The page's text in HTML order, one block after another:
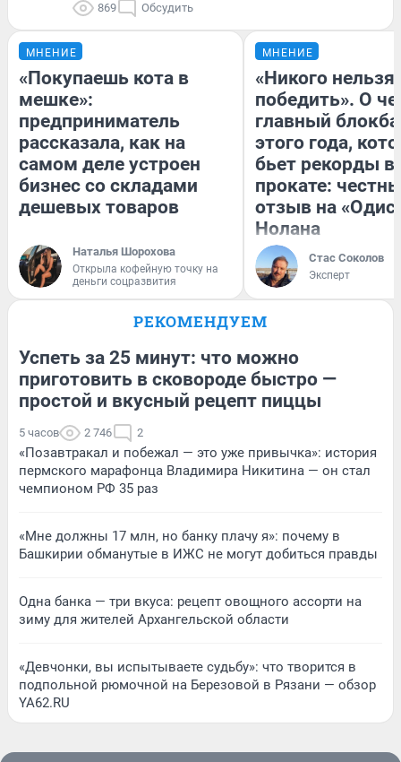
869 Обсудить
МНЕНИЕ
«Покупаешь кота в
мешке»:
предприниматель
рассказала, как на
самом деле устроен
бизнес со складами
дешевых товаров
Наталья Шорохова
Открыла кофейную точку на
деньги соцразвития
МНЕНИЕ
«Никого нельзя
победить». О
главный
этого года,
бьет рекорды в
прокате:
отзыв на
Нолана
Стас Соколов
Эксперт
РЕКОМЕНДУЕМ
Успеть за 25 минут: что можно
приготовить в сковороде быстро —
простой и вкусный рецепт пиццы
5 часов 2 746 2
«Позавтракал и побежал — это уже привычка»: история
пермского марафонца Владимира Никитина — он стал
чемпионом РФ 35 раз
«Мне должны 17 млн, но банку плачу я»: почему в
Башкирии обманутые в ИЖС не могут добиться правды
Одна банка — три вкуса: рецепт овощного ассорти на
зиму для жителей Архангельской области
«Девчонки, вы испытываете судьбу»: что творится в
подпольной рюмочной на Березовой в Рязани — обзор
YA62.RU